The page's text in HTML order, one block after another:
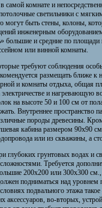
комнате и
светильники с
быть стены, колоны,
инженерным
большие и средние по
или винной комнаты.
требуют соблюдения
размещать ближе
и комнаты отдыха, общая
электричестве и нагревающую
на высоте 50 и 100 см от
Внутреннее пространство
породы древесины.
кабина размером 90х90
или из скважины, а
глубоких грунтовых водах и
Требуется
200х200 или 300х300
подниматься над
подвального этажа
аксессуаров, во-вторых,